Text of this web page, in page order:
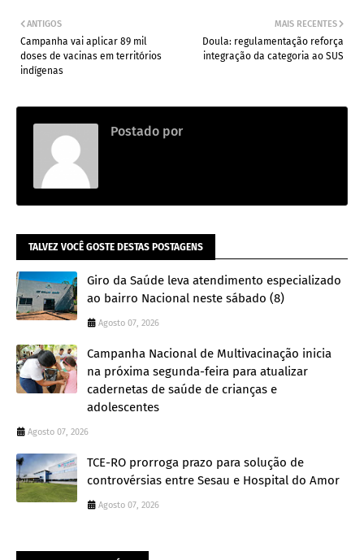
MAIS RECENTES
Doula: regulamentação reforça
integração da categoria ao SUS
ANTIGOS
Campanha vai aplicar 89 mil
doses de vacinas em territórios
indígenas
Postado por
TALVEZ VOCÊ GOSTE DESTAS POSTAGENS
Giro da Saúde leva atendimento especializado
ao bairro Nacional neste sábado (8)
Agosto 07, 2026
Campanha Nacional de Multivacinação inicia
na próxima segunda-feira para atualizar
cadernetas de saúde de crianças e
adolescentes
Agosto 07, 2026
TCE-RO prorroga prazo para solução de
controvérsias entre Sesau e Hospital do Amor
Agosto 07, 2026